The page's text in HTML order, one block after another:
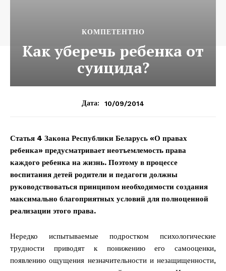
КОМПЕТЕНТНО
Как уберечь ребенка от
суицида?
Дата: 10/09/2014
Статья 4 Закона Республики Беларусь «О правах
ребенка» предусматривает неотъемлемость права
каждого ребенка на жизнь. Поэтому в процессе
воспитания детей родители и педагоги должны
руководствоваться принципом необходимости создания
максимально благоприятных условий для полноценной
реализации этого права.
Нередко испытываемые подростком психологические
трудности приводят к понижению его самооценки,
появлению ощущения незначительности и незащищенности,